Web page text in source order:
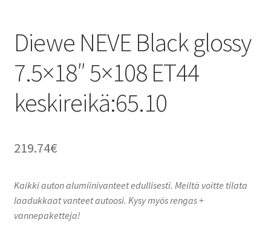
Diewe NEVE Black glossy
7.5×18″ 5×108 ET44
keskireikä:65.10
219.74€
Kaikki auton alumiinivanteet edullisesti. Meiltä voitte tilata
laadukkaat vanteet autoosi. Kysy myös rengas +
vannepaketteja!